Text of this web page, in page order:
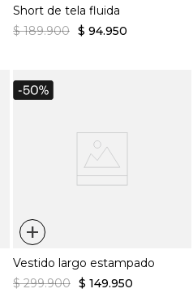
Short de tela fluida
$ 189.900 $ 94.950
+
Vestido largo estampado
$ 299.900 $ 149.950